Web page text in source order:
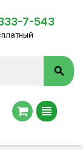
7-543
search
view_headline